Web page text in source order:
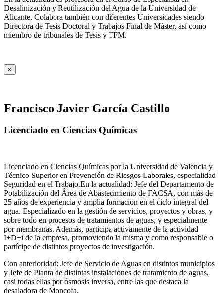
Desalinización y Reutilización del Agua de la Universidad de
Alicante. Colabora también con diferentes Universidades siendo
Directora de Tesis Doctoral y Trabajos Final de Máster, así como
miembro de tribunales de Tesis y TFM.
×
Francisco Javier García Castillo
Licenciado en Ciencias Químicas
Licenciado en Ciencias Químicas por la Universidad de Valencia y
Técnico Superior en Prevención de Riesgos Laborales, especialidad
Seguridad en el Trabajo.En la actualidad: Jefe del Departamento de
Potabilización del Área de Abastecimiento de FACSA, con más de
25 años de experiencia y amplia formación en el ciclo integral del
agua. Especializado en la gestión de servicios, proyectos y obras, y
sobre todo en procesos de tratamientos de aguas, y especialmente
por membranas. Además, participa activamente de la actividad
I+D+i de la empresa, promoviendo la misma y como responsable o
partícipe de distintos proyectos de investigación.
Con anterioridad: Jefe de Servicio de Aguas en distintos municipios
y Jefe de Planta de distintas instalaciones de tratamiento de aguas,
casi todas ellas por ósmosis inversa, entre las que destaca la
desaladora de Moncofa.